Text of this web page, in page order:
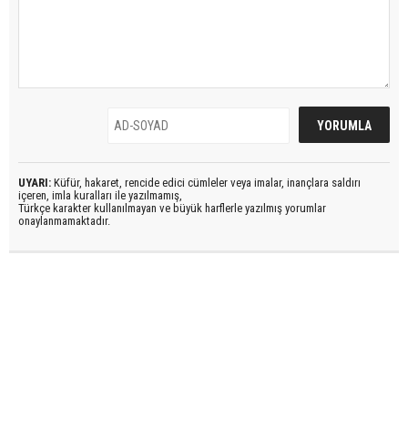
UYARI: Küfür, hakaret, rencide edici cümleler veya imalar, inançlara saldırı
içeren, imla kuralları ile yazılmamış,
Türkçe karakter kullanılmayan ve büyük harflerle yazılmış yorumlar
onaylanmamaktadır.